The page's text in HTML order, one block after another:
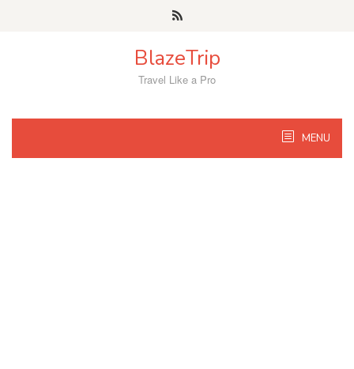
BlazeTrip
Travel Like a Pro
MENU